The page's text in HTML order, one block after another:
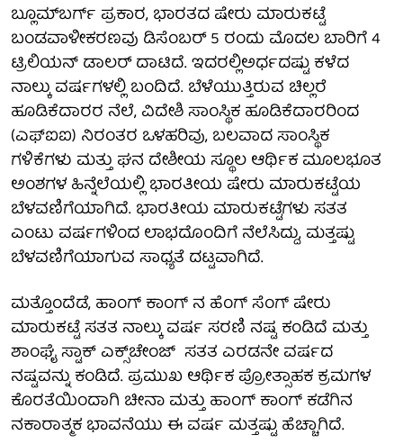
ಬ್ಲೂಮ್‌ಬರ್ಗ್ ಪ್ರಕಾರ, ಭಾರತದ ಷೇರು ಮಾರುಕಟ್ಟೆ
ಬಂಡವಾಳೀಕರಣವು ಡಿಸೆಂಬರ್ 5 ರಂದು ಮೊದಲ ಬಾರಿಗೆ 4
ಟ್ರಿಲಿಯನ್ ಡಾಲರ್ ದಾಟಿದೆ. ಇದರಲ್ಲಿಅರ್ಧದಷ್ಟು ಕಳೆದ
ನಾಲ್ಕು ವರ್ಷಗಳಲ್ಲಿ ಬಂದಿದೆ. ಬೆಳೆಯುತ್ತಿರುವ ಚಿಲ್ಲರೆ
ಹೂಡಿಕೆದಾರರ ನೆಲೆ, ವಿದೇಶಿ ಸಾಂಸ್ಥಿಕ ಹೂಡಿಕೆದಾರರಿಂದ
(ಎಫ್‌ಐಐ) ನಿರಂತರ ಒಳಹರಿವು, ಬಲವಾದ ಸಾಂಸ್ಥಿಕ
ಗಳಿಕೆಗಳು ಮತ್ತು ಘನ ದೇಶೀಯ ಸ್ಥೂಲ ಆರ್ಥಿಕ ಮೂಲಭೂತ
ಅಂಶಗಳ ಹಿನ್ನೆಲೆಯಲ್ಲಿ ಭಾರತೀಯ ಷೇರು ಮಾರುಕಟ್ಟೆಯ
ಬೆಳವಣಿಗೆಯಾಗಿದೆ. ಭಾರತೀಯ ಮಾರುಕಟ್ಟೆಗಳು ಸತತ
ಎಂಟು ವರ್ಷಗಳಿಂದ ಲಾಭದೊಂದಿಗೆ ನೆಲೆಸಿದ್ದು, ಮತ್ತಷ್ಟು
ಬೆಳವಣಿಗೆಯಾಗುವ ಸಾಧ್ಯತೆ ದಟ್ಟವಾಗಿದೆ.
ಮತ್ತೊಂದೆಡೆ, ಹಾಂಗ್ ಕಾಂಗ್‌ ನ ಹೆಂಗ್ ಸೆಂಗ್ ಷೇರು
ಮಾರುಕಟ್ಟೆ ಸತತ ನಾಲ್ಕು ವರ್ಷ ಸರಣಿ ನಷ್ಟ ಕಂಡಿದೆ ಮತ್ತು
ಶಾಂಘೈ ಸ್ಟಾಕ್ ಎಕ್ಸ್‌ಚೇಂಜ್ ಸತತ ಎರಡನೇ ವರ್ಷದ
ನಷ್ಟವನ್ನು ಕಂಡಿದೆ. ಪ್ರಮುಖ ಆರ್ಥಿಕ ಪ್ರೋತ್ಸಾಹಕ ಕ್ರಮಗಳ
ಕೊರತೆಯಿಂದಾಗಿ ಚೀನಾ ಮತ್ತು ಹಾಂಗ್ ಕಾಂಗ್ ಕಡೆಗಿನ
ನಕಾರಾತ್ಮಕ ಭಾವನೆಯು ಈ ವರ್ಷ ಮತ್ತಷ್ಟು ಹೆಚ್ಚಾಗಿದೆ.